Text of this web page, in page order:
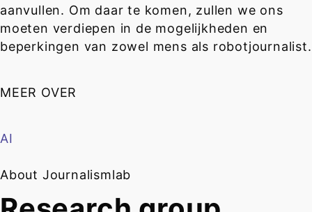
aanvullen. Om daar te komen, zullen we ons
moeten verdiepen in de mogelijkheden en
beperkingen van zowel mens als robotjournalist.
MEER OVER
AI
About Journalismlab